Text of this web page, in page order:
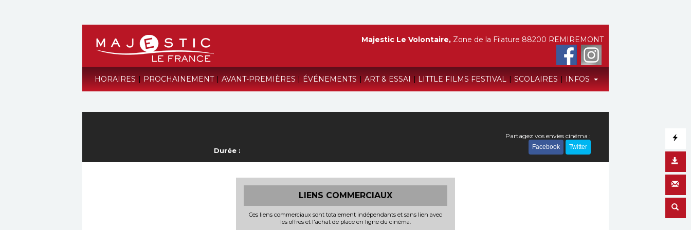
HORAIRES | PROCHAINEMENT | AVANT-PREMIÈRES | ÉVÉNEMENTS | ART & ESSAI | LITTLE FILMS FESTIVAL | SCOLAIRES | INFOS
Majestic Le Volontaire, Zone de la Filature 88200 REMIREMONT
Durée :
Partagez vos envies cinéma :
Facebook Twitter
LIENS COMMERCIAUX
Ces liens commerciaux sont totalement indépendants et sans lien avec
les offres et l'achat de place en ligne du cinéma.